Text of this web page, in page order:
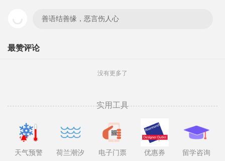
善语结善缘，恶言伤人心
最赞评论
没有更多了
实用工具
天气预警 荷兰潮汐 电子门票 优惠券 留学咨询